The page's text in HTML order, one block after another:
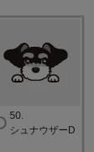
50.
シュナウザーD